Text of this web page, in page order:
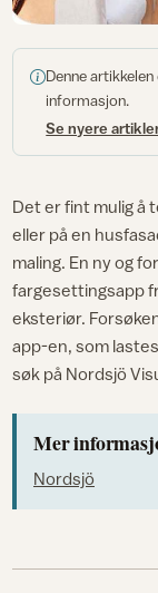
Denne
informasjon.
Se nyere
Det er fint mulig å
eller på en
maling. En ny og
fargesettingsapp
eksteriør.
app-en, som
søk på Nordsjö
Mer
Nordsjö